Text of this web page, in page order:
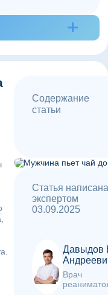
в комфортных
полной
значительно
на
и
Содержание
статьи
Статья написана
экспертом
03.09.2025
Давыдов
Врач